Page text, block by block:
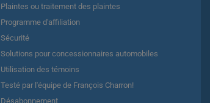
Plaintes ou traitement des plaintes
Programme d'affiliation
Sécurité
Solutions pour concessionnaires automobiles
Utilisation des témoins
Testé par l'équipe de François Charron!
Désabonnement